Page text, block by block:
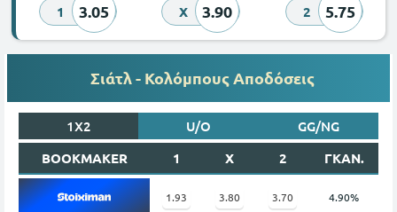
1 3.05 X 3.90 2 5.75
Σιάτλ - Κολόμπους Αποδόσεις
1X2 U/O
GG/NG
BOOKMAKER
1 X 2 ΓΚΑΝ.
1.93 3.80 3.70 4.90%